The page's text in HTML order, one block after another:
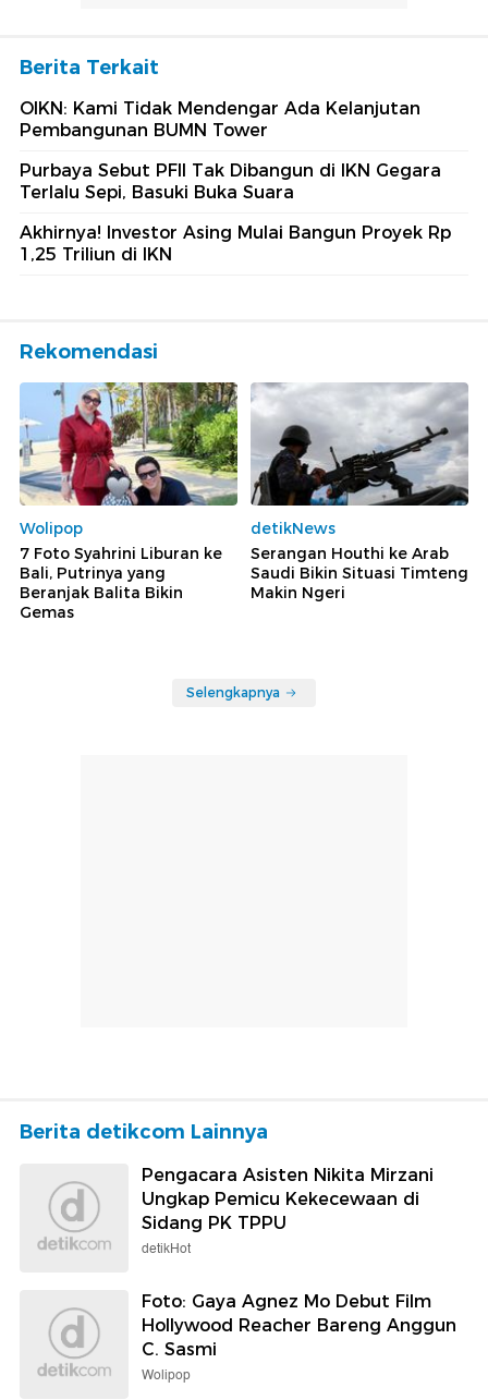
Berita Terkait
OIKN: Kami Tidak Mendengar Ada Kelanjutan
Pembangunan BUMN Tower
Purbaya Sebut PFII Tak Dibangun di IKN Gegara
Terlalu Sepi, Basuki Buka Suara
Akhirnya! Investor Asing Mulai Bangun Proyek Rp
1,25 Triliun di IKN
Rekomendasi
Wolipop
7 Foto Syahrini Liburan ke
Bali, Putrinya yang
Beranjak Balita Bikin
Gemas
detikNews
Serangan Houthi ke Arab
Saudi Bikin Situasi Timteng
Makin Ngeri
Selengkapnya
Berita detikcom Lainnya
Pengacara Asisten Nikita Mirzani
Ungkap Pemicu Kekecewaan di
Sidang PK TPPU
detikHot
Foto: Gaya Agnez Mo Debut Film
Hollywood Reacher Bareng Anggun
C. Sasmi
Wolipop